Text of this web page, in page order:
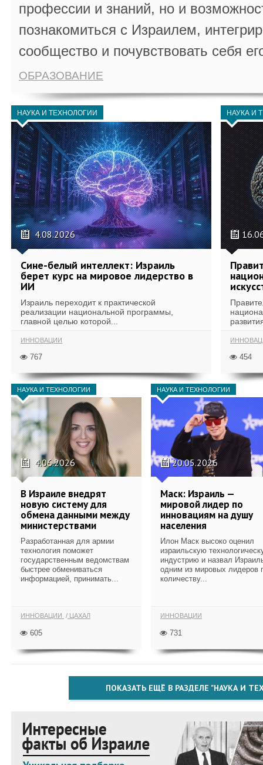
профессии и знаний, но и
познакомиться с Израилем,
сообщество и почувствовать себя
ОБРАЗОВАНИЕ
НАУКА И ТЕХНОЛОГИИ
4.08.2026
Сине-белый интеллект: Израиль
берет курс на мировое лидерство в
ИИ
Израиль переходит к практической
реализации национальной программы,
главной целью которой...
ИННОВАЦИИ
767
НАУКА И
454
НАУКА И ТЕХНОЛОГИИ
4.06.2026
В Израиле внедрят
новую систему для
обмена данными между
министерствами
Разработанная для армии
технология поможет
государственным ведомствам
быстрее обмениваться
информацией, принимать...
ИННОВАЦИИ ЦАХАЛ
605
НАУКА И ТЕХНОЛОГИИ
20.05.2026
Маск: Израиль —
мировой лидер по
инновациям на душу
населения
Илон Маск высоко оценил
израильскую
индустрию и назвал
одним из мировых лидеров
количеству...
ИННОВАЦИИ
731
ПОКАЗАТЬ ЕЩЁ В РАЗДЕЛЕ "НАУКА И